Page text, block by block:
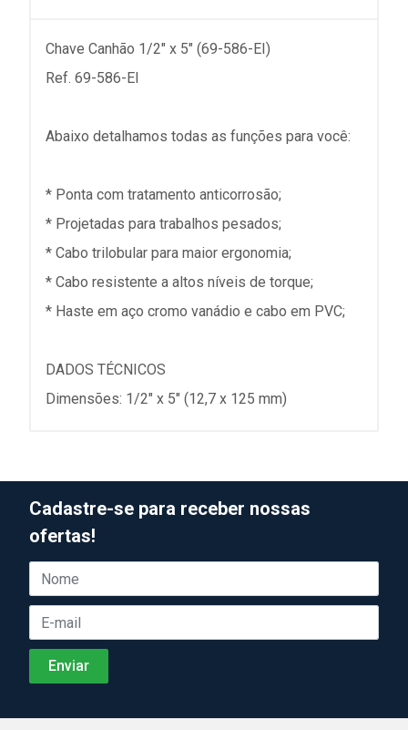
Chave Canhão 1/2" x 5" (69-586-EI)
Ref. 69-586-EI
Abaixo detalhamos todas as funções para você:
* Ponta com tratamento anticorrosão;
* Projetadas para trabalhos pesados;
* Cabo trilobular para maior ergonomia;
* Cabo resistente a altos níveis de torque;
* Haste em aço cromo vanádio e cabo em PVC;
DADOS TÉCNICOS
Dimensões: 1/2" x 5" (12,7 x 125 mm)
Cadastre-se para receber nossas
ofertas!